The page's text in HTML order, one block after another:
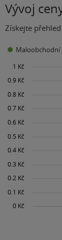
Vývoj
Získejte
Maloobchodní